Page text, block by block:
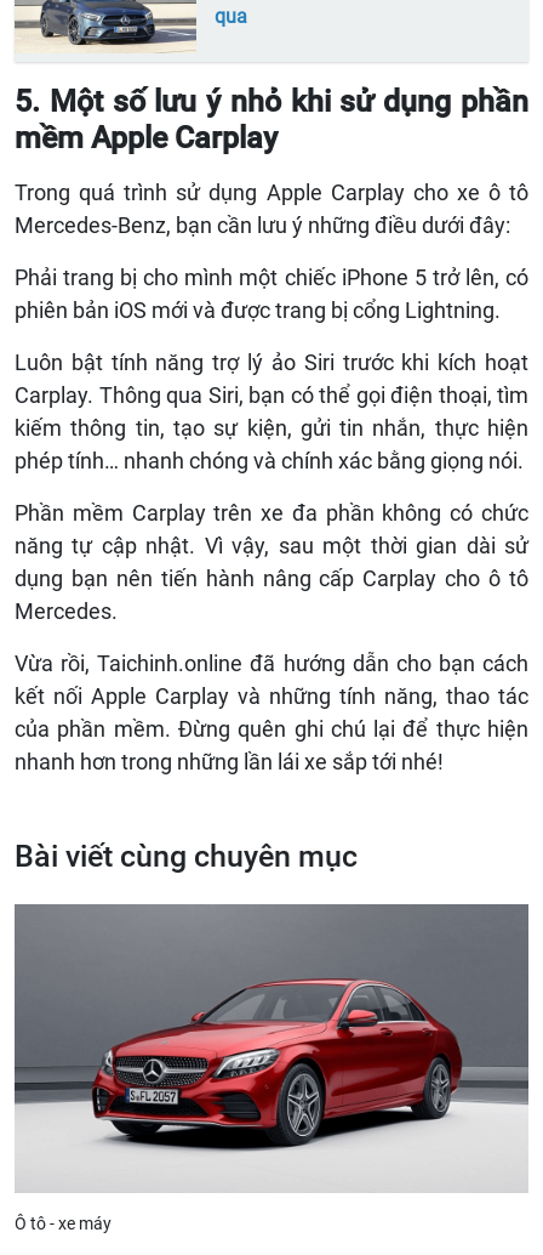
qua
5. Một số lưu ý nhỏ khi sử dụng phần
mềm Apple Carplay
Trong quá trình sử dụng Apple Carplay cho xe ô tô
Mercedes-Benz, bạn cần lưu ý những điều dưới đây:
Phải trang bị cho mình một chiếc iPhone 5 trở lên, có
phiên bản iOS mới và được trang bị cổng Lightning.
Luôn bật tính năng trợ lý ảo Siri trước khi kích hoạt
Carplay. Thông qua Siri, bạn có thể gọi điện thoại, tìm
kiếm thông tin, tạo sự kiện, gửi tin nhắn, thực hiện
phép tính… nhanh chóng và chính xác bằng giọng nói.
Phần mềm Carplay trên xe đa phần không có chức
năng tự cập nhật. Vì vậy, sau một thời gian dài sử
dụng bạn nên tiến hành nâng cấp Carplay cho ô tô
Mercedes.
Vừa rồi, Taichinh.online đã hướng dẫn cho bạn cách
kết nối Apple Carplay và những tính năng, thao tác
của phần mềm. Đừng quên ghi chú lại để thực hiện
nhanh hơn trong những lần lái xe sắp tới nhé!
Bài viết cùng chuyên mục
Ô tô - xe máy